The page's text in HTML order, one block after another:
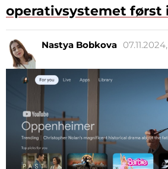
operativsystemet først
Nastya Bobkova